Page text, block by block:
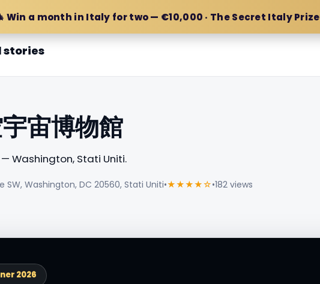
Win a month in Italy for two — €10,000 · The Secret Italy Prize
stories
宙博物館
Washington, Stati Uniti.
Washington, DC 20560, Stati Uniti•★★★★☆•182 views
2026